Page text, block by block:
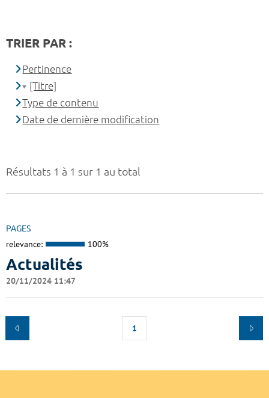
Résultats 1 à 1 sur 1 au total
PAGES
relevance: 100%
Actualités
20/11/2024 11:47
1
TRIER PAR :
Pertinence
[Titre]
Type de contenu
Date de dernière modification